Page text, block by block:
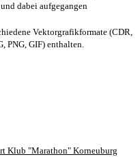
dabei aufgegangen
Vektorgrafikformate (CDR,
PNG, GIF) enthalten.
Klub "Marathon" Korneuburg